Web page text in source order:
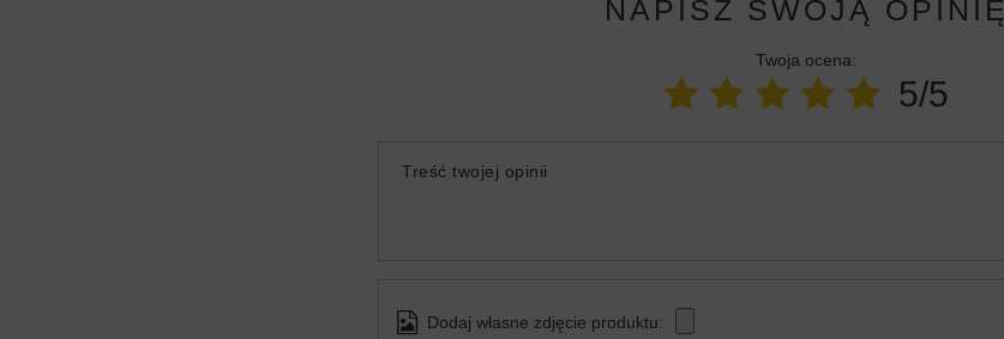
NAPISZ SWOJĄ OPINIĘ
Twoja ocena:
5/5
Treść twojej opinii
Dodaj własne zdjęcie produktu: